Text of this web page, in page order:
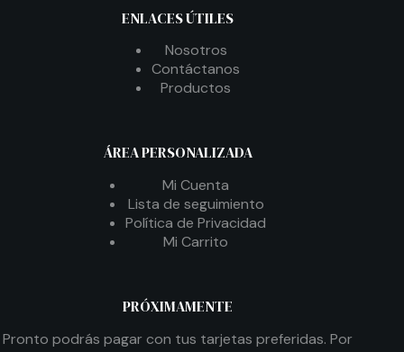
ENLACES ÚTILES
Nosotros
Contáctanos
Productos
ÁREA PERSONALIZADA
Mi Cuenta
Lista de seguimiento
Política de Privacidad
Mi Carrito
PRÓXIMAMENTE
Pronto podrás pagar con tus tarjetas preferidas. Por